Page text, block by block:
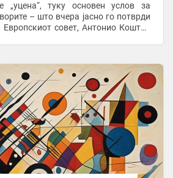
„уцена“, туку основен услов за
– што вчера јасно го потврди
Европскиот совет, Антонио Кошта“,